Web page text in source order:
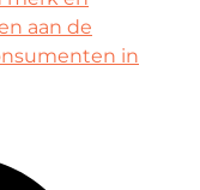
aan de
in